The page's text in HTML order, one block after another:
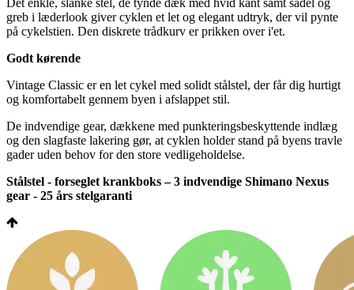
Det enkle, slanke stel, de tynde dæk med hvid kant samt sadel og
greb i læderlook giver cyklen et let og elegant udtryk, der vil pynte
på cykelstien. Den diskrete trådkurv er prikken over i'et.
Godt kørende
Vintage Classic er en let cykel med solidt stålstel, der får dig hurtigt
og komfortabelt gennem byen i afslappet stil.
De indvendige gear, dækkene med punkteringsbeskyttende indlæg
og den slagfaste lakering gør, at cyklen holder stand på byens travle
gader uden behov for den store vedligeholdelse.
Stålstel - forseglet krankboks – 3 indvendige Shimano Nexus
gear - 25 års stelgaranti